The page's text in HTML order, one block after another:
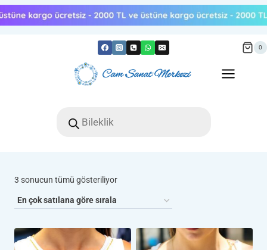
Skip
to
0
search
3 sonucun tümü gösteriliyorPopülerliğe